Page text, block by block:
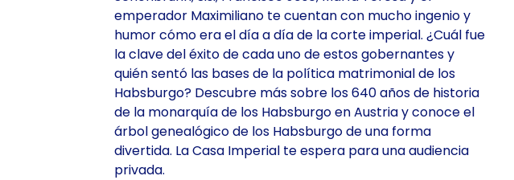
emperador Maximiliano te cuentan con mucho ingenio y
humor cómo era el día a día de la corte imperial. ¿Cuál fue
la clave del éxito de cada uno de estos gobernantes y
quién sentó las bases de la política matrimonial de los
Habsburgo? Descubre más sobre los 640 años de historia
de la monarquía de los Habsburgo en Austria y conoce el
árbol genealógico de los Habsburgo de una forma
divertida. La Casa Imperial te espera para una audiencia
privada.